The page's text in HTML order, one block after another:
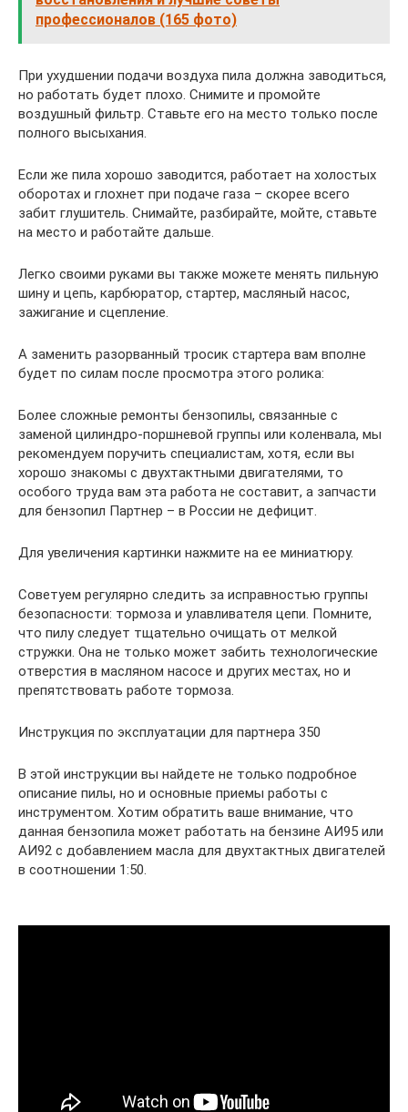
профессионалов (165 фото)
При ухудшении подачи воздуха пила должна заводиться,
но работать будет плохо. Снимите и промойте
воздушный фильтр. Ставьте его на место только после
полного высыхания.
Если же пила хорошо заводится, работает на холостых
оборотах и глохнет при подаче газа – скорее всего
забит глушитель. Снимайте, разбирайте, мойте, ставьте
на место и работайте дальше.
Легко своими руками вы также можете менять пильную
шину и цепь, карбюратор, стартер, масляный насос,
зажигание и сцепление.
А заменить разорванный тросик стартера вам вполне
будет по силам после просмотра этого ролика:
Более сложные ремонты бензопилы, связанные с
заменой цилиндро-поршневой группы или коленвала, мы
рекомендуем поручить специалистам, хотя, если вы
хорошо знакомы с двухтактными двигателями, то
особого труда вам эта работа не составит, а запчасти
для бензопил Партнер – в России не дефицит.
Для увеличения картинки нажмите на ее миниатюру.
Советуем регулярно следить за исправностью группы
безопасности: тормоза и улавливателя цепи. Помните,
что пилу следует тщательно очищать от мелкой
стружки. Она не только может забить технологические
отверстия в масляном насосе и других местах, но и
препятствовать работе тормоза.
Инструкция по эксплуатации для партнера 350
В этой инструкции вы найдете не только подробное
описание пилы, но и основные приемы работы с
инструментом. Хотим обратить ваше внимание, что
данная бензопила может работать на бензине АИ95 или
АИ92 с добавлением масла для двухтактных двигателей
в соотношении 1:50.